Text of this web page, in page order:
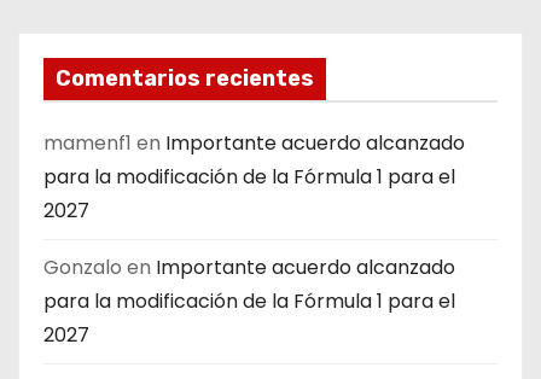
Comentarios recientes
mamenf1 en Importante acuerdo alcanzado
para la modificación de la Fórmula 1 para el
2027
Gonzalo en Importante acuerdo alcanzado
para la modificación de la Fórmula 1 para el
2027